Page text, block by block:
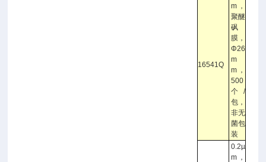
16541Q
m，
聚醚
砜
膜，
Φ26
m
m，
500
个/
包，
非无
菌包
装
0.2µ
m，